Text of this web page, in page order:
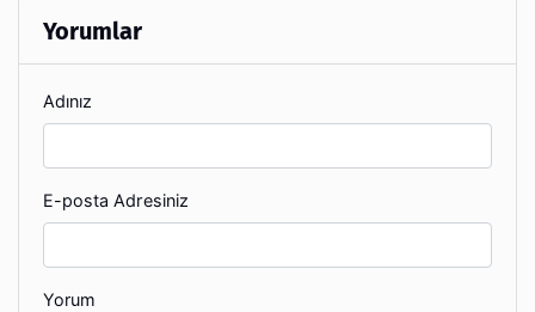
Yorumlar
Adınız
E-posta Adresiniz
Yorum